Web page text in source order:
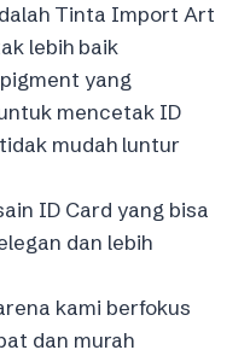
Tinta Import Art
lebih baik
yang
mencetak ID
mudah luntur
ID Card yang bisa
dan lebih
kami berfokus
dan murah